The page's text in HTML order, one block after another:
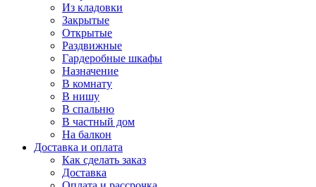
Из кладовки
Закрытые
Открытые
Раздвижные
Гардеробные шкафы
Назначение
В комнату
В нишу
В спальню
В частный дом
На балкон
Доставка и оплата
Как сделать заказ
Доставка